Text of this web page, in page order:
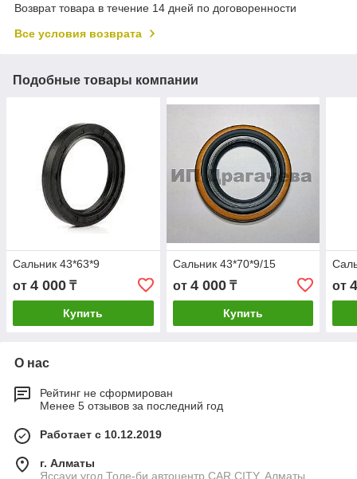
Возврат товара в течение 14 дней по договоренности
Все условия возврата
Подобные товары компании
Сальник 43*63*9
от 4 000 ₸
Купить
Сальник 43*70*9/15
от 4 000₸
Купить
от
О нас
Рейтинг не сформирован
Менее 5 отзывов за последний год
Работает с 10.12.2019
г. Алматы
Яссауи угол Толе-би автоцентр CAR CITY, Алматы,